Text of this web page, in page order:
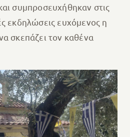
συμπροσευχήθηκαν στις
εκδηλώσεις ευχόμενος η
σκεπάζει τον καθένα